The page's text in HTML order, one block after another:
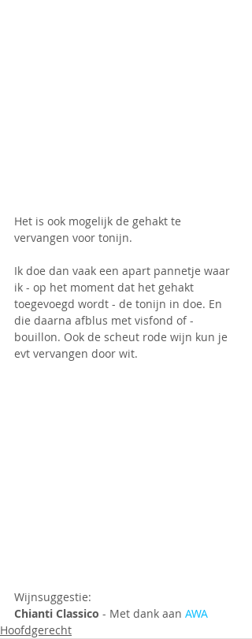
Het is ook mogelijk de gehakt te
vervangen voor tonijn.
Ik doe dan vaak een apart pannetje waar
ik - op het moment dat het gehakt
toegevoegd wordt - de tonijn in doe. En
die daarna afblus met visfond of -
bouillon. Ook de scheut rode wijn kun je
evt vervangen door wit.
Wijnsuggestie:
Chianti Classico - Met dank aan AWA
Hoofdgerecht